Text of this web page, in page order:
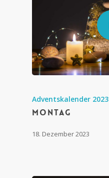
Adventskalender 2023
Montag
18. Dezember 2023